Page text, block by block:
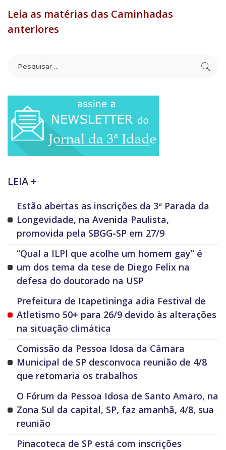
Leia as matérias das Caminhadas
anteriores
LEIA +
Estão abertas as inscrições da 3ª Parada da
Longevidade, na Avenida Paulista,
promovida pela SBGG-SP em 27/9
“Qual a ILPI que acolhe um homem gay” é
um dos tema da tese de Diego Felix na
defesa do doutorado na USP
Prefeitura de Itapetininga adia Festival de
Atletismo 50+ para 26/9 devido às alterações
na situação climática
Comissão da Pessoa Idosa da Câmara
Municipal de SP desconvoca reunião de 4/8
que retomaria os trabalhos
O Fórum da Pessoa Idosa de Santo Amaro, na
Zona Sul da capital, SP, faz amanhã, 4/8, sua
reunião
Pinacoteca de SP está com inscrições